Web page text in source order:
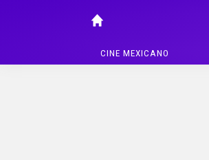
CINE MEXICANO